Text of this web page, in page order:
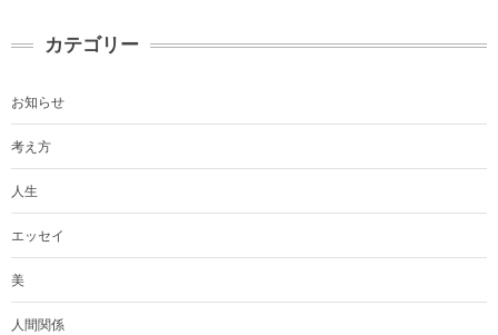
カテゴリー
お知らせ
考え方
人生
エッセイ
美
人間関係